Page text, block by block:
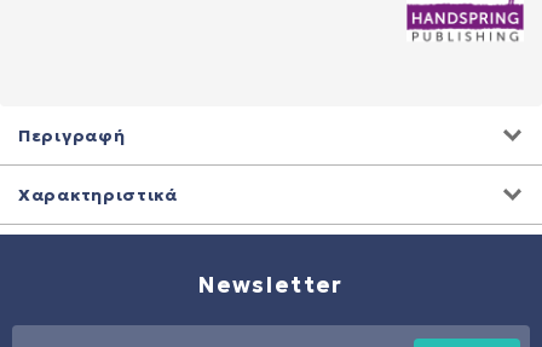
Περιγραφή
Χαρακτηριστικά
Newsletter